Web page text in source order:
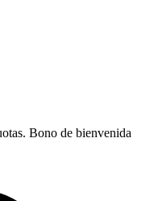
Bono de bienvenida